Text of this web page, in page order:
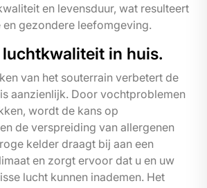
en levensduur, wat resulteert
en gezondere leefomgeving.
in huis.
van het souterrain verbetert de
aanzienlijk. Door vochtproblemen
wordt de kans op
de verspreiding van allergenen
kelder draagt bij aan een
en zorgt ervoor dat u en uw
lucht kunnen inademen. Het